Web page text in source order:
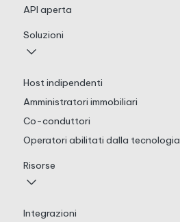
API aperta
Soluzioni
Host indipendenti
Amministratori immobiliari
Co-conduttori
Operatori abilitati dalla tecnologia
Risorse
Integrazioni